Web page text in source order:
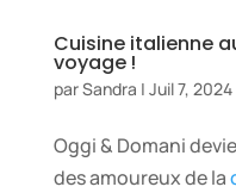
Cuisine italienne
voyage !
parSandra | Juil 7, 2024
Oggi & Domani
des amoureux de la